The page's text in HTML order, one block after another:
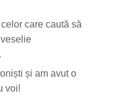
care caută să
și am avut o
voi!